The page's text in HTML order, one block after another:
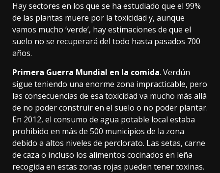
Hay sectores en los que se ha estudiado que el 99%
de las plantas muere por la toxicidad y, aunque
vamos mucho ‘verde’, hayestimaciones de que el
suelo no se recuperará del todo hasta pasados 700
años.
Primera Guerra Mundial en la comida. Verdún
sigue teniendo una enorme zona impracticable, pero
las consecuencias de esa toxicidad va mucho más allá
de no poder construir en el suelo o no poder plantar.
En 2012, el consumo de agua potable local estaba
prohibido en más de 500 municipios de la zona
debido a altos niveles de perclorato. Las setas, carne
de caza o incluso los alimentos cocinados en leña
recogida en estas zonas rojas pueden tener toxinas.